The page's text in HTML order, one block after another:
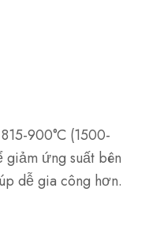
900°C (1500-
giảm ứng suất bên
dễ gia công hơn.